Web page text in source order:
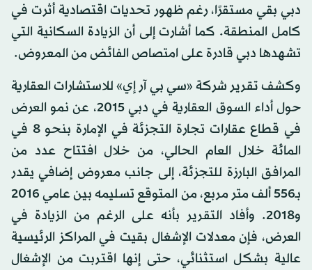
دبي بقي مستقرًا، رغم ظهور تحديات اقتصادية أثرت في
كامل المنطقة. كما أشارت إلى أن الزيادة السكانية التي
تشهدها دبي قادرة على امتصاص الفائض من المعروض.
وكشف تقرير شركة «سي بي آر إي» للاستشارات العقارية
حول أداء السوق العقارية في دبي 2015، عن نمو العرض
في قطاع عقارات تجارة التجزئة في الإمارة بنحو 8 في
المائة خلال العام الحالي، من خلال افتتاح عدد من
المرافق البارزة للتجزئة، إلى جانب معروض إضافي يقدر
بـ556 ألف متر مربع، من المتوقع تسليمه بين عامي 2016
و2018. وأفاد التقرير بأنه على الرغم من الزيادة في
العرض، فإن معدلات الإشغال بقيت في المراكز الرئيسية
عالية بشكل استثنائي، حتى إنها اقتربت من الإشغال